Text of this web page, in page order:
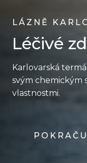
LÁZNĚ
Léčivé
Karlovarská
svým chemickým
vlastnostmi.